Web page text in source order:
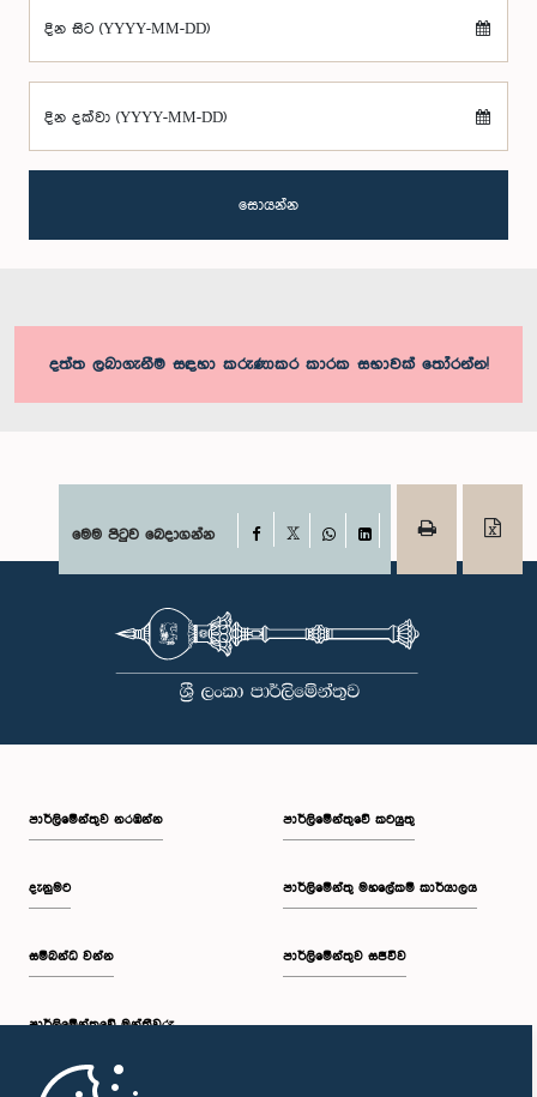
දින සිට (YYYY-MM-DD)
දින දක්වා (YYYY-MM-DD)
සොයන්න
දත්ත ලබාගැනීම සඳහා කරුණාකර කාරක සභාවක් තෝරන්න!
මෙම පිටුව බෙදාගන්න Facebook
WhatsAppLinkedIn
පාර්ලි‌මේන්තුව නරඹන්න
දැනුමට
සම්බන්ධ වන්න
පාර්ලි‌මේන්තුවේ මන්ත්‍රීවරු
මුල් පිටුව
පාර්ලිමේන්තුවේ කටයුතු
පාර්ලිමේන්තු මහලේකම් කාර්යාලය
පාර්ලිමේන්තුව සජීවීව